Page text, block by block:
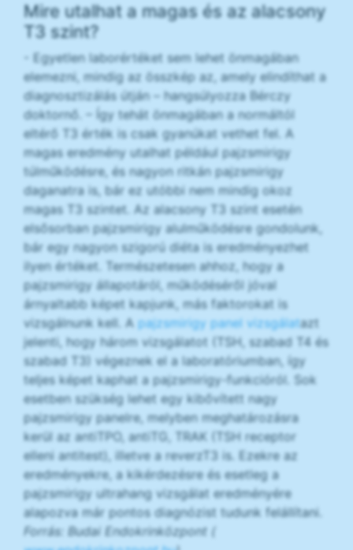
Mire utalhat a magas és az alacsony
T3 szint?
- Egyetlen laborértéket sem lehet önmagában
elemezni, mindig az összkép az, amely elindíthat a
diagnosztizálás útján – hangsúlyozza Bérczy
doktornő. – Így tehát önmagában a normáltól
eltérő T3 érték is csak gyanúkat vethet fel. A
magas eredmény utalhat például pajzsmirigy
túlműködésre, és nagyon ritkán pajzsmirigy
daganatra is, bár ez utóbbi nem mindig okoz
magas T3 szintet. Az alacsony T3 szint esetén
elsősorban pajzsmirigy alulműködésre gondolunk,
bár egy nagyon szigorú diéta is eredményezhet
ilyen értéket. Természetesen ahhoz, hogy a
pajzsmirigy állapotáról, működéséről jóval
árnyaltabb képet kapjunk, más faktorokat is
vizsgálnunk kell. A pajzsmirigy panel vizsgálatazt
jelenti, hogy három vizsgálatot (TSH, szabad T4 és
szabad T3) végeznek el a laboratóriumban, így
teljes képet kaphat a pajzsmirigy-funkcióról. Sok
esetben szükség lehet egy kibővített nagy
pajzsmirigy panelre, melyben meghatározásra
kerül az antiTPO, antiTG, TRAK (TSH receptor
elleni antitest), illetve a reverzT3 is. Ezekre az
eredményekre, a kikérdezésre és esetleg a
pajzsmirigy ultrahang vizsgálat eredményére
alapozva már pontos diagnózist tudunk felállítani.
Forrás: Budai Endokrinközpont (